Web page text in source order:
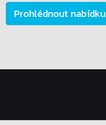
Prohlédnout nabídku